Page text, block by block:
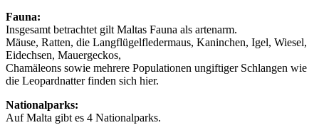
Fauna:
Insgesamt betrachtet gilt Maltas Fauna als artenarm.
Mäuse, Ratten, die Langflügelfledermaus, Kaninchen, Igel, Wiesel,
Eidechsen, Mauergeckos,
Chamäleons sowie mehrere Populationen ungiftiger Schlangen wie
die Leopardnatter finden sich hier.
Nationalparks:
Auf Malta gibt es 4 Nationalparks.